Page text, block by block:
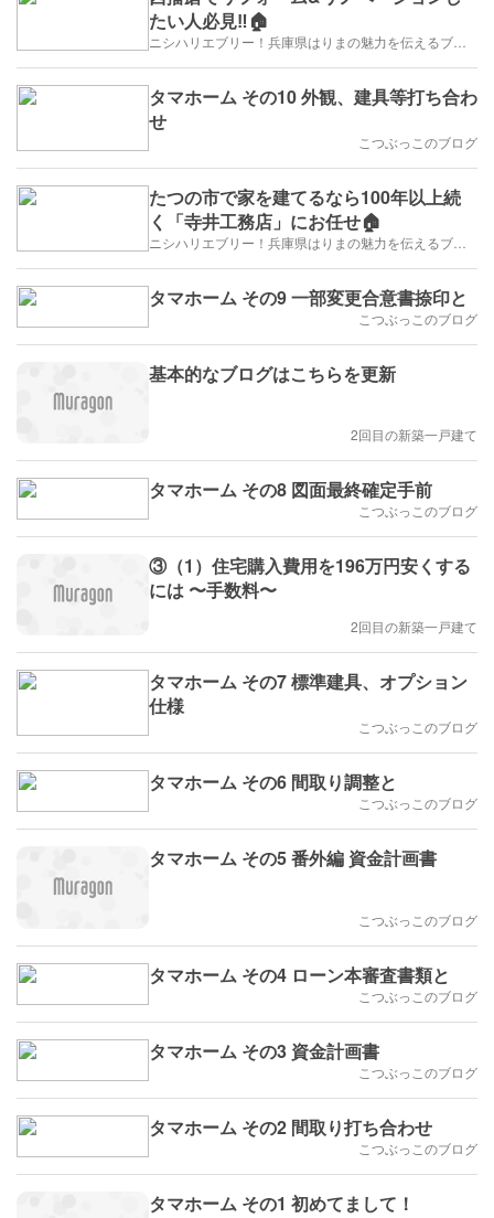
たい人必見‼️🏠
タマホーム その10 外観、建具等打ち合わ
せ
こつぶっこのブログ
たつの市で家を建てるなら100年以上続
く「寺井工務店」にお任せ🏠
タマホーム その9 一部変更合意書捺印と
こつぶっこのブログ
基本的なブログはこちらを更新
2回目の新築一戸建て
タマホーム その8 図面最終確定手前
こつぶっこのブログ
③（1）住宅購入費用を196万円安くする
には 〜手数料〜
2回目の新築一戸建て
タマホーム その7 標準建具、オプション
仕様
こつぶっこのブログ
タマホーム その6 間取り調整と
こつぶっこのブログ
タマホーム その5 番外編 資金計画書
こつぶっこのブログ
タマホーム その4 ローン本審査書類と
こつぶっこのブログ
タマホーム その3 資金計画書
こつぶっこのブログ
タマホーム その2 間取り打ち合わせ
こつぶっこのブログ
タマホーム その1 初めてまして！